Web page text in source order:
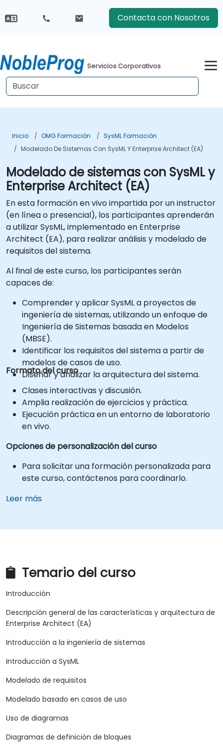
Contacta con Nosotros
Servicios Corporativos
Inicio OMG Formación
SysML Formación
Modelado De Sistemas Con SysML Y Enterprise Architect (EA)
Modelado de sistemas con SysML y
Enterprise Architect (EA)
En esta formación en vivo impartida por un instructor
(en línea o presencial), los participantes aprenderán
a utilizar SysML, implementado en Enterprise
Architect (EA), para realizar análisis y modelado de
requisitos del sistema.
Al final de este curso, los participantes serán
capaces de:
Comprender y aplicar SysML a proyectos de
ingeniería de sistemas, utilizando un enfoque de
Ingeniería de Sistemas basada en Modelos
(MBSE).
Identificar los requisitos del sistema a partir de
modelos de casos de uso.
Diseñar y analizar la arquitectura del sistema.
Formato del curso
Clases interactivas y discusión.
Amplia realización de ejercicios y práctica.
Ejecución práctica en un entorno de laboratorio
en vivo.
Opciones de personalización del curso
Para solicitar una formación personalizada para
este curso, contáctenos para coordinarlo.
Leer más
Temario del curso
Introducción
Descripción general de las características y arquitectura de
Enterprise Architect (EA)
Introducción a la ingeniería de sistemas
Introducción a SysML
Modelado de requisitos
Modelado basado en casos de uso
Uso de diagramas
Diagramas de definición de bloques